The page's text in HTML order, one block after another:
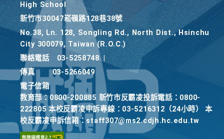
High School
新竹巿30047崧嶺路128巷38號
No.38, Ln. 128, Songling Rd., North Dist., Hsinchu
City 300079, Taiwan (R.O.C.)
聯絡電話
03-5258748
傳真
03-5266049
電子信箱
教育部：0800-200885 新竹市反霸凌投訴電話：0800-
222805 本校反霸凌申訴專線：03-5216312（24小時） 本
校反霸凌申訴信箱：staff307@ms2.cdjh.hc.edu.tw